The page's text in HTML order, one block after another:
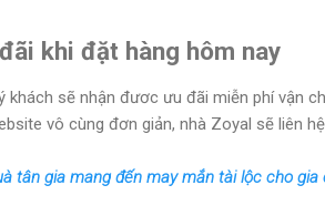
khi đặt hàng hôm nay
khách sẽ nhận đươc ưu đãi miễn phí vận
vô cùng đơn giản, nhà Zoyal sẽ liên
tân gia mang đến may mắn tài lộc cho gia